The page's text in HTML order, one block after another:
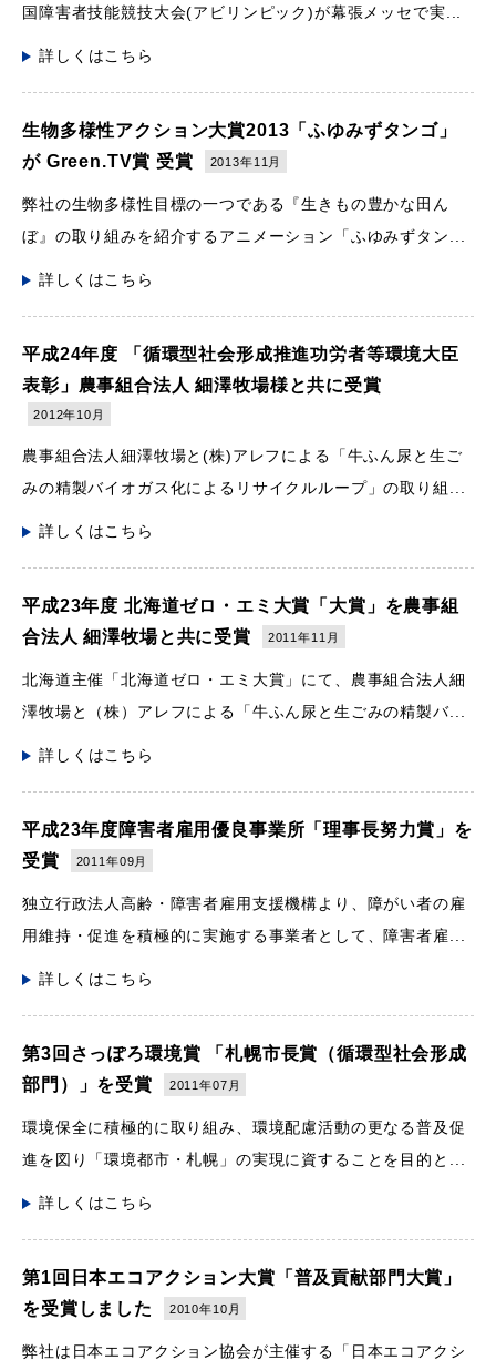
国障害者技能競技大会(アビリンピック)が幕張メッセで実...
詳しくはこちら
生物多様性アクション大賞2013「ふゆみずタンゴ」
が Green.TV賞 受賞
2013年11月
弊社の生物多様性目標の一つである『生きもの豊かな田ん
ぼ』の取り組みを紹介するアニメーション「ふゆみずタン...
詳しくはこちら
平成24年度 「循環型社会形成推進功労者等環境大臣
表彰」農事組合法人 細澤牧場様と共に受賞
2012年10月
農事組合法人細澤牧場と(株)アレフによる「牛ふん尿と生ご
みの精製バイオガス化によるリサイクルループ」の取り組...
詳しくはこちら
平成23年度 北海道ゼロ・エミ大賞「大賞」を農事組
合法人 細澤牧場と共に受賞
2011年11月
北海道主催「北海道ゼロ・エミ大賞」にて、農事組合法人細
澤牧場と（株）アレフによる「牛ふん尿と生ごみの精製バ...
詳しくはこちら
平成23年度障害者雇用優良事業所「理事長努力賞」を
受賞
2011年09月
独立行政法人高齢・障害者雇用支援機構より、障がい者の雇
用維持・促進を積極的に実施する事業者として、障害者雇...
詳しくはこちら
第3回さっぽろ環境賞 「札幌市長賞（循環型社会形成
部門）」を受賞
2011年07月
環境保全に積極的に取り組み、環境配慮活動の更なる普及促
進を図り「環境都市・札幌」の実現に資することを目的と...
詳しくはこちら
第1回日本エコアクション大賞「普及貢献部門大賞」
を受賞しました
2010年10月
弊社は日本エコアクション協会が主催する「日本エコアクシ